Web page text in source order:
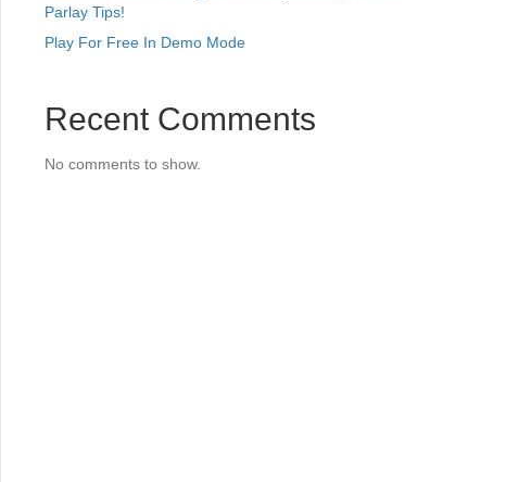
Parlay Tips!
Play For Free In Demo Mode
Recent Comments
No comments to show.